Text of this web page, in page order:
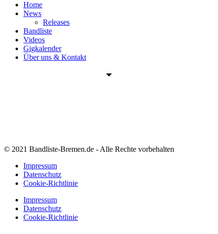
Home
News
Releases
Bandliste
Videos
Gigkalender
Über uns & Kontakt
© 2021 Bandliste-Bremen.de - Alle Rechte vorbehalten
Impressum
Datenschutz
Cookie-Richtlinie
Impressum
Datenschutz
Cookie-Richtlinie